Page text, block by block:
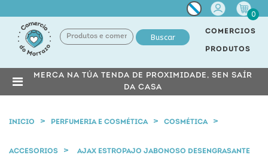
Miña
conta
0
Buscar
COMERCIOS
PRODUTOS
MERCA NA TÚA TENDA DE PROXIMIDADE, SEN SAÍR
DA CASA
INICIO PERFUMERIA E COSMÉTICA COSMÉTICA
ACCESORIOS AJAX ESTROPAJO JABONOSO DESENGRASANTE